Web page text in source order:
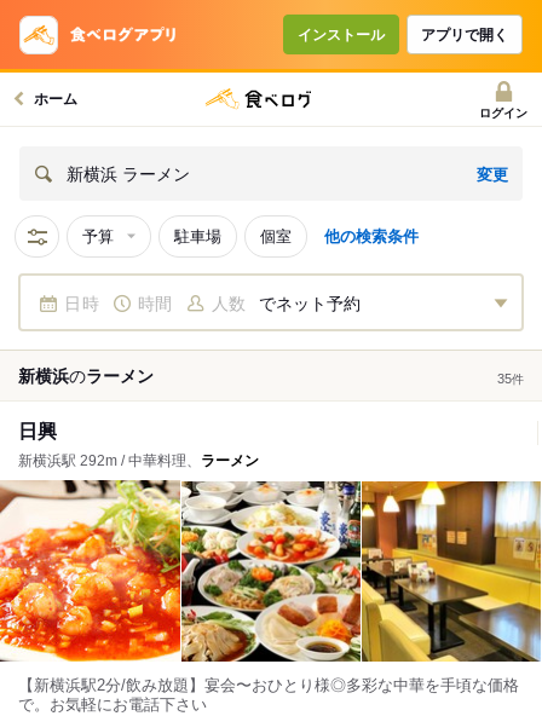
インストール アプリで開く
ホーム
ログイン
新横浜 ラーメン 変更
予算 駐車場 個室 他の検索条件
日時 時間 人数 でネット予約
新横浜のラーメン 35件
日興
新横浜駅 292m / 中華料理、 ラーメン
【新横浜駅2分/飲み放題】宴会〜おひとり様◎多彩な中華を手頃な価格
で。お気軽にお電話下さい